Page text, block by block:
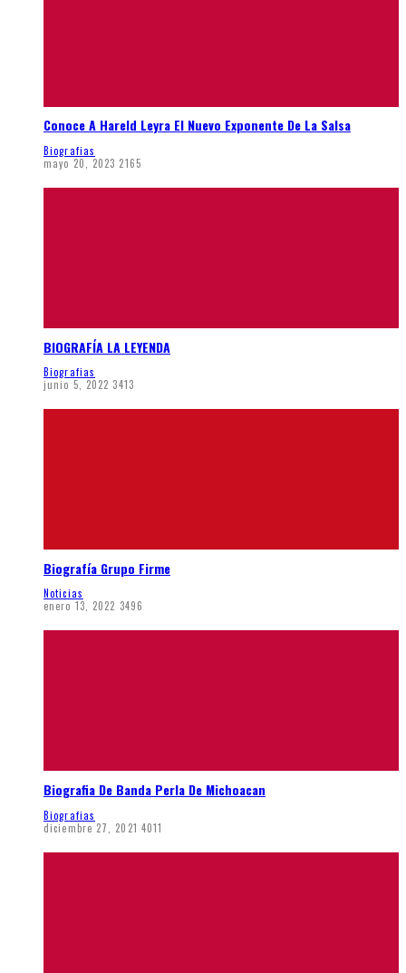
Conoce A Hareld Leyra El Nuevo Exponente De La Salsa
Biografias
mayo 20, 2023 2165
BIOGRAFÍA LA LEYENDA
Biografias
junio 5, 2022 3413
Biografía Grupo Firme
Noticias
enero 13, 2022 3496
Biografia De Banda Perla De Michoacan
Biografias
diciembre 27, 2021 4011